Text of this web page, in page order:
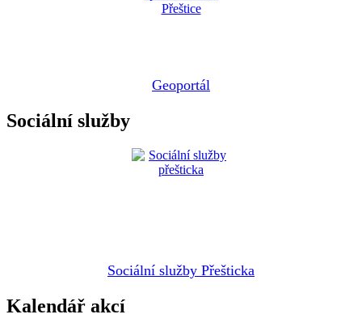
Geoportál
Sociální služby
Sociální služby Přešticka
Kalendář akcí